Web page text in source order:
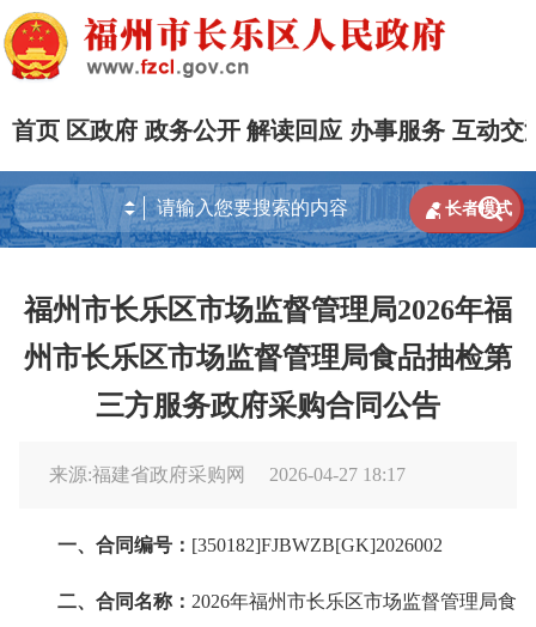
首页 区政府 政务公开 解读回应 办事服务 互动交

 长者模式
福州市长乐区市场监督管理局2026年福
州市长乐区市场监督管理局食品抽检第
三方服务政府采购合同公告
来源:福建省政府采购网 2026-04-27 18:17
一、合同编号： [350182]FJBWZB[GK]2026002
二、合同名称： 2026年福州市长乐区市场监督管理局食